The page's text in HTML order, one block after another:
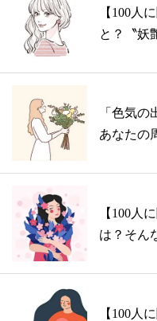
【100人
と？〝妖
「色気の
あなたの
【100人
は？そん
【100人